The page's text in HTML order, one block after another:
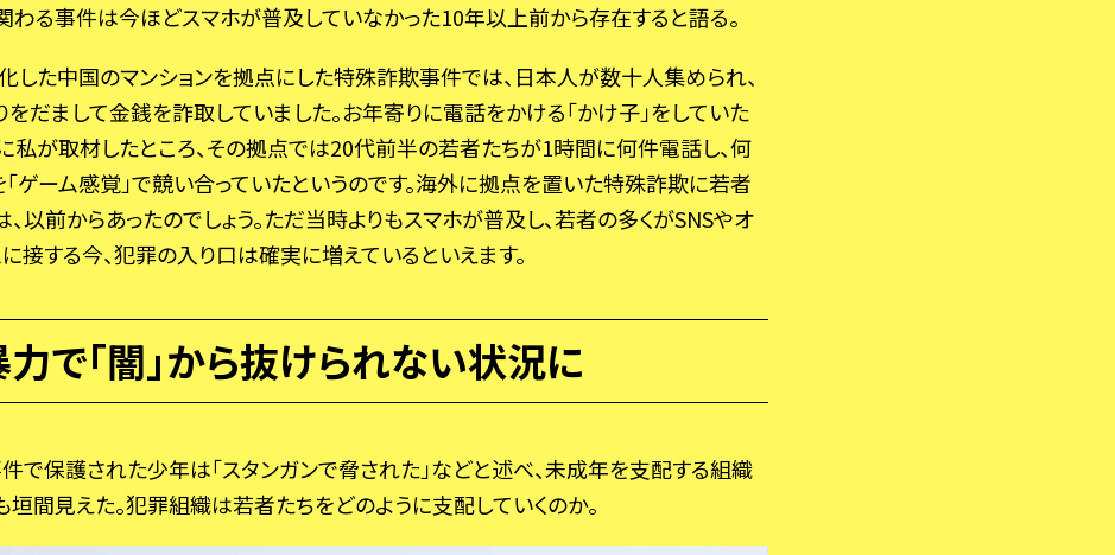
る事件は今ほどスマホが普及していなかった10年以上前から存在すると語る。
した中国のマンションを拠点にした特殊詐欺事件では、日本人が数十人集められ、
だまして金銭を詐取していました。お年寄りに電話をかける「かけ子」をしていた
私が取材したところ、その拠点では20代前半の若者たちが1時間に何件電話し、何
ゲーム感覚」で競い合っていたというのです。海外に拠点を置いた特殊詐欺に若者
以前からあったのでしょう。ただ当時よりもスマホが普及し、若者の多くがSNSやオ
接する今、犯罪の入り口は確実に増えているといえます。
で「闇」から抜けられない状況に
で保護された少年は「スタンガンで脅された」などと述べ、未成年を支配する組織
間見えた。犯罪組織は若者たちをどのように支配していくのか。